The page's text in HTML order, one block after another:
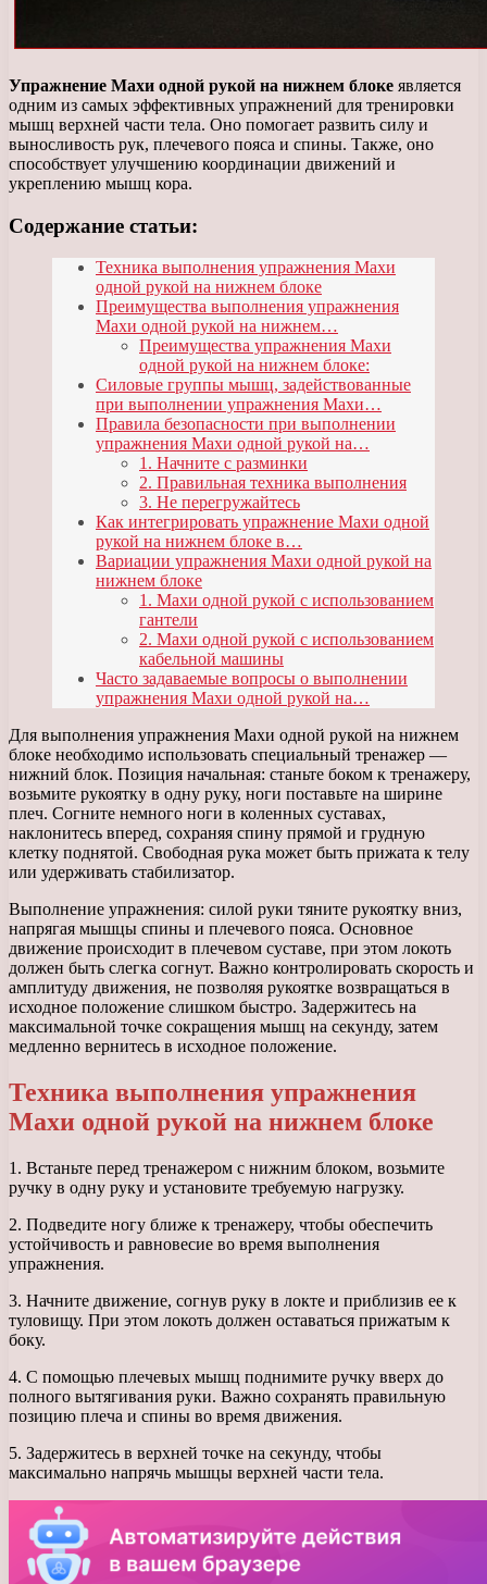
Упражнение Махи одной рукой на нижнем блоке является
одним из самых эффективных упражнений для тренировки
мышц верхней части тела. Оно помогает развить силу и
выносливость рук, плечевого пояса и спины. Также, оно
способствует улучшению координации движений и
укреплению мышц кора.
Содержание статьи:
Техника выполнения упражнения Махи
одной рукой на нижнем блоке
Преимущества выполнения упражнения
Махи одной рукой на нижнем…
Преимущества упражнения Махи
одной рукой на нижнем блоке:
Силовые группы мышц, задействованные
при выполнении упражнения Махи…
Правила безопасности при выполнении
упражнения Махи одной рукой на…
1. Начните с разминки
2. Правильная техника выполнения
3. Не перегружайтесь
Как интегрировать упражнение Махи одной
рукой на нижнем блоке в…
Вариации упражнения Махи одной рукой на
нижнем блоке
1. Махи одной рукой с использованием
гантели
2. Махи одной рукой с использованием
кабельной машины
Часто задаваемые вопросы о выполнении
упражнения Махи одной рукой на…
Для выполнения упражнения Махи одной рукой на нижнем
блоке необходимо использовать специальный тренажер —
нижний блок. Позиция начальная: станьте боком к тренажеру,
возьмите рукоятку в одну руку, ноги поставьте на ширине
плеч. Согните немного ноги в коленных суставах,
наклонитесь вперед, сохраняя спину прямой и грудную
клетку поднятой. Свободная рука может быть прижата к телу
или удерживать стабилизатор.
Выполнение упражнения: силой руки тяните рукоятку вниз,
напрягая мышцы спины и плечевого пояса. Основное
движение происходит в плечевом суставе, при этом локоть
должен быть слегка согнут. Важно контролировать скорость и
амплитуду движения, не позволяя рукоятке возвращаться в
исходное положение слишком быстро. Задержитесь на
максимальной точке сокращения мышц на секунду, затем
медленно вернитесь в исходное положение.
Техника выполнения упражнения
Махи одной рукой на нижнем блоке
1. Встаньте перед тренажером с нижним блоком, возьмите
ручку в одну руку и установите требуемую нагрузку.
2. Подведите ногу ближе к тренажеру, чтобы обеспечить
устойчивость и равновесие во время выполнения
упражнения.
3. Начните движение, согнув руку в локте и приблизив ее к
туловищу. При этом локоть должен оставаться прижатым к
боку.
4. С помощью плечевых мышц поднимите ручку вверх до
полного вытягивания руки. Важно сохранять правильную
позицию плеча и спины во время движения.
5. Задержитесь в верхней точке на секунду, чтобы
максимально напрячь мышцы верхней части тела.